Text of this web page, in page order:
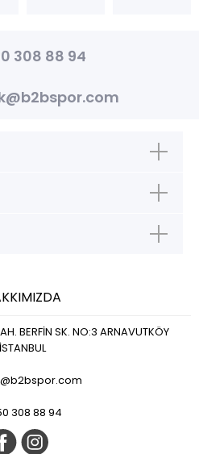
308 88 94
BERFİN SK. NO:3 ARNAVUTKÖY
İSTANBUL
308 88 94